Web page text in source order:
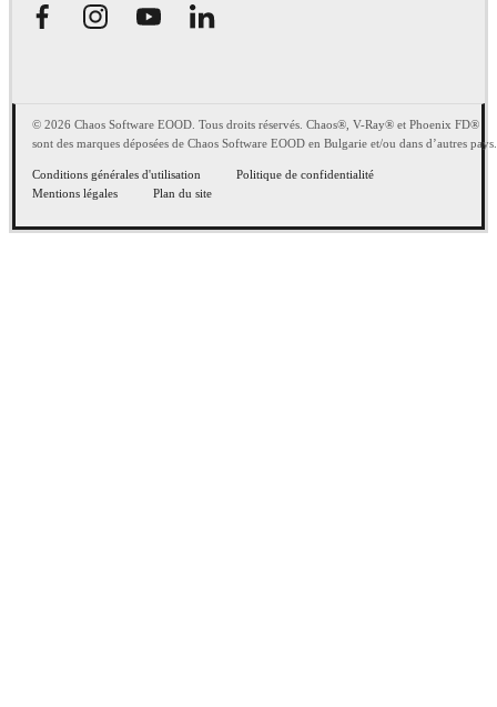
© 2026 Chaos Software EOOD. Tous droits réservés. Chaos®, V-Ray® et Phoenix FD®
sont des marques déposées de Chaos Software EOOD en Bulgarie et/ou dans d’autres pays.
Conditions générales d'utilisation
Politique de confidentialité
Mentions légales
Plan du site